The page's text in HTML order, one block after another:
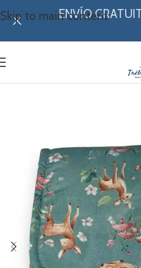
Skip to main content
ENVÍO